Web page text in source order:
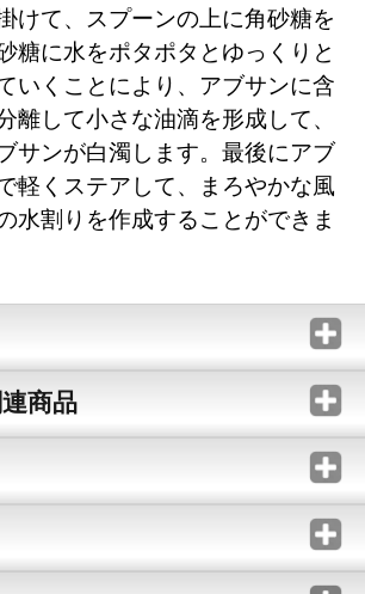
けて、スプーンの上に角砂糖を
糖に水をポタポタとゆっくりと
いくことにより、アブサンに含
離して小さな油滴を形成して、
サンが白濁します。最後にアブ
軽くステアして、まろやかな風
水割りを作成することができま
商品